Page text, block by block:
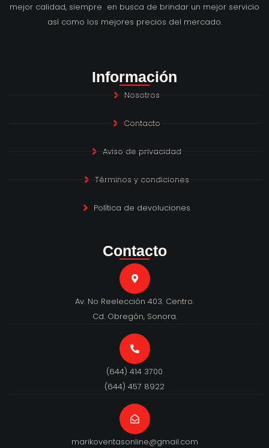
mejor calidad, siempre en busca de brindar un mejor servicio
así como los mejores precios del mercado.
Información
Nosotros
Contacto
Aviso de privacidad
Términos y condiciones
Política de devoluciones
Contacto
Av. No Reelección 403. Centro.
Cd. Obregón, Sonora.
(644) 414 3700
(644) 457 8922
marikoventasonline@gmail.com